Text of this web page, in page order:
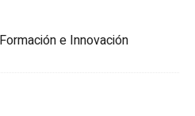
e Innovación